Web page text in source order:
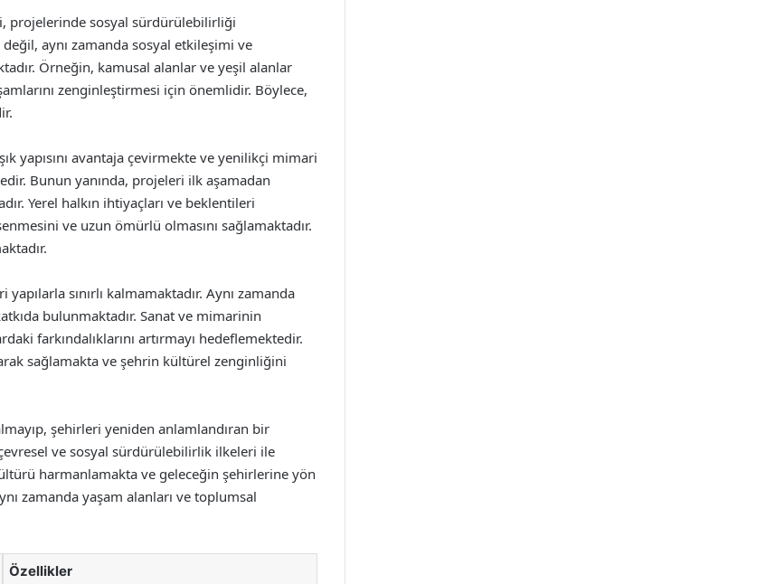
projelerinde sosyal sürdürülebilirliği
aynı zamanda sosyal etkileşimi ve
Örneğin, kamusal alanlar ve yeşil alanlar
zenginleştirmesi için önemlidir. Böylece,
yapısını avantaja çevirmekte ve yenilikçi mimari
Bunun yanında, projeleri ilk aşamadan
Yerel halkın ihtiyaçları ve beklentileri
ve uzun ömürlü olmasını sağlamaktadır.
sınırlı kalmamaktadır. Aynı zamanda
bulunmaktadır. Sanat ve mimarinin
farkındalıklarını artırmayı hedeflemektedir.
sağlamakta ve şehrin kültürel zenginliğini
şehirleri yeniden anlamlandıran bir
ve sosyal sürdürülebilirlik ilkeleri ile
harmanlamakta ve geleceğin şehirlerine yön
zamanda yaşam alanları ve toplumsal
Özellikler